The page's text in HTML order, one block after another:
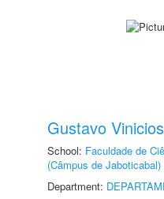
Gustavo
School: Faculdade de
(Câmpus de Jaboticabal)
Department: